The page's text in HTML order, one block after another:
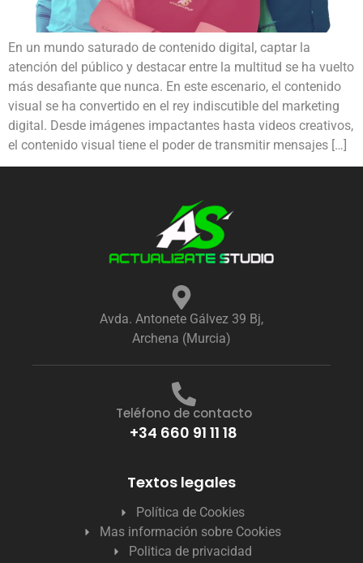
En un mundo saturado de contenido digital, captar la
atención del público y destacar entre la multitud se ha vuelto
más desafiante que nunca. En este escenario, el contenido
visual se ha convertido en el rey indiscutible del marketing
digital. Desde imágenes impactantes hasta videos creativos,
el contenido visual tiene el poder de transmitir mensajes […]
Avda. Antonete Gálvez 39 Bj,
Archena (Murcia)
Teléfono de contacto
+34 660 91 11 18
Textos legales
Política de Cookies
Mas información sobre Cookies
Politica de privacidad